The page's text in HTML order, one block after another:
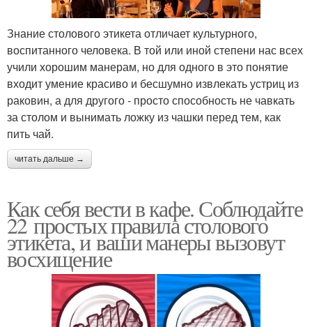
Знание столового этикета отличает культурного,
воспитанного человека. В той или иной степени нас всех
учили хорошим манерам, но для одного в это понятие
входит умение красиво и бесшумно извлекать устриц из
раковин, а для другого - просто способность не чавкать
за столом и вынимать ложку из чашки перед тем, как
пить чай.
читать дальше →
Как себя вести в кафе. Соблюдайте
22 простых правила столового
этикета, и ваши манеры вызовут
восхищение